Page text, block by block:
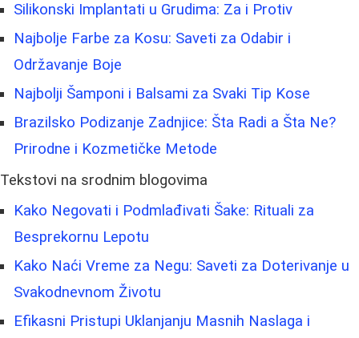
Silikonski Implantati u Grudima: Za i Protiv
Najbolje Farbe za Kosu: Saveti za Odabir i
Održavanje Boje
Najbolji Šamponi i Balsami za Svaki Tip Kose
Brazilsko Podizanje Zadnjice: Šta Radi a Šta Ne?
Prirodne i Kozmetičke Metode
Tekstovi na srodnim blogovima
Kako Negovati i Podmlađivati Šake: Rituali za
Besprekornu Lepotu
Kako Naći Vreme za Negu: Saveti za Doterivanje u
Svakodnevnom Životu
Efikasni Pristupi Uklanjanju Masnih Naslaga i